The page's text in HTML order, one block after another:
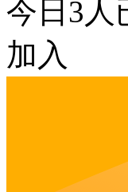
今日 3 人
加入